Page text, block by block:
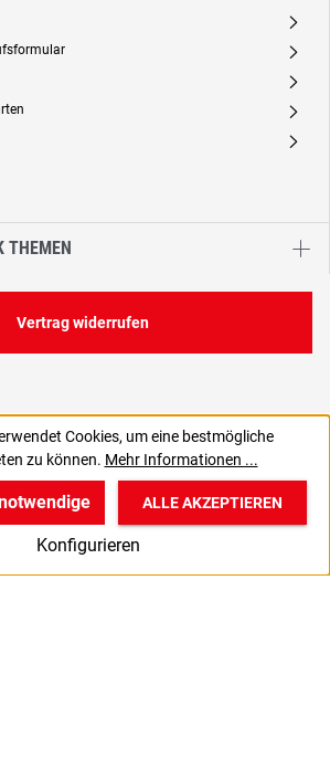
A
A
A
A
A
THEMEN
Vertrag widerrufen
Cookies, um eine bestmögliche
zu können. Mehr Informationen ...
Konfigurieren
ALLE AKZEPTIEREN
v
Produkte
B